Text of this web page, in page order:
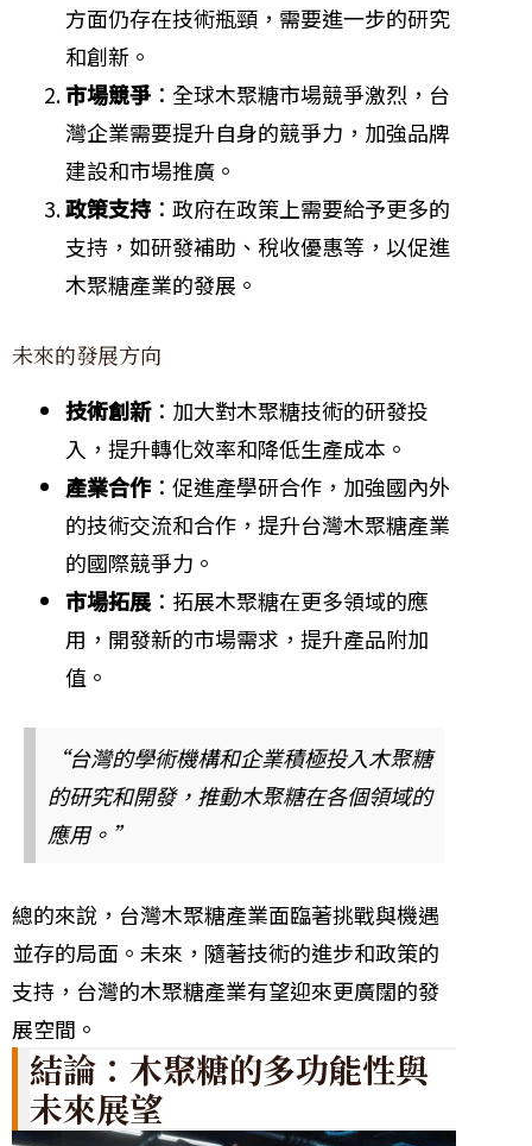
方面仍存在技術瓶頸，需要進一步的研究
和創新。
市場競爭 ：全球木聚糖市場競爭激烈，台
灣企業需要提升自身的競爭力，加強品牌
建設和市場推廣。
政策支持 ：政府在政策上需要給予更多的
支持，如研發補助、稅收優惠等，以促進
木聚糖產業的發展。
未來的發展方向
技術創新：加大對木聚糖技術的研發投
入，提升轉化效率和降低生產成本。
產業合作：促進產學研合作，加強國內外
的技術交流和合作，提升台灣木聚糖產業
的國際競爭力。
市場拓展：拓展木聚糖在更多領域的應
用，開發新的市場需求，提升產品附加
值。
“台灣的學術機構和企業積極投入木聚糖
的研究和開發，推動木聚糖在各個領域的
應用。”
總的來說，台灣木聚糖產業面臨著挑戰與機遇
並存的局面。未來，隨著技術的進步和政策的
支持，台灣的木聚糖產業有望迎來更廣闊的發
展空間。
結論：木聚糖的多功能性與
未來展望